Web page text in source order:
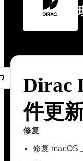
Dirac
件更
修复
修复 macOS